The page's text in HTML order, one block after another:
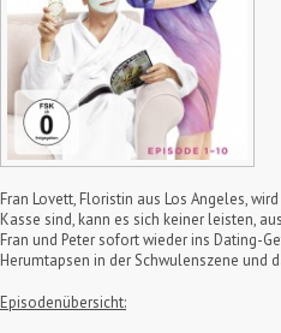
Fran Lovett, Floristin aus Los Angeles,
Kasse sind, kann es sich keiner leisten,
Fran und Peter sofort wieder ins Dating-
Herumtapsen in der Schwulenszene
Episodenübersicht: